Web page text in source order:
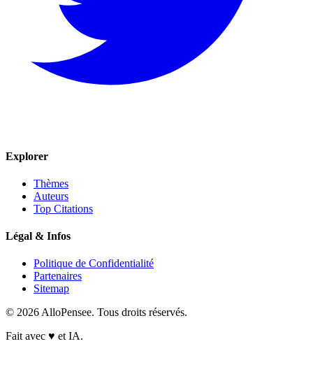
Explorer
Thèmes
Auteurs
Top Citations
Légal & Infos
Politique de Confidentialité
Partenaires
Sitemap
© 2026 AlloPensee. Tous droits réservés.
Fait avec ♥ et IA.